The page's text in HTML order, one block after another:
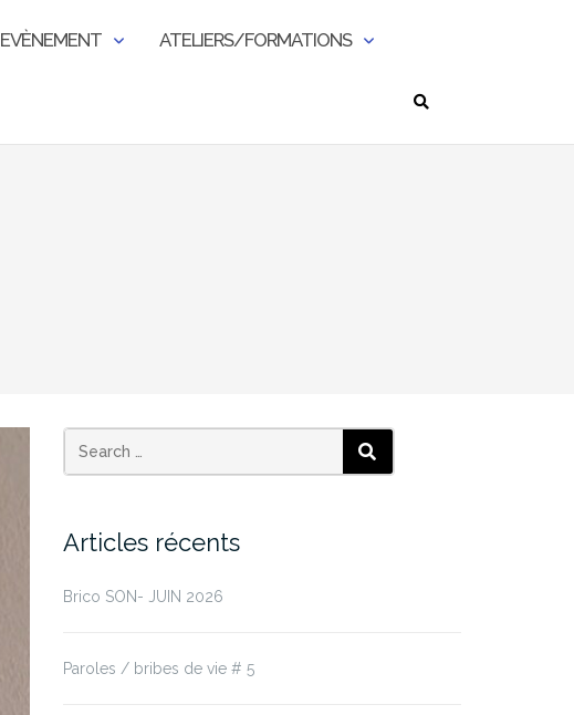
EVÈNEMENT ATELIERS/FORMATIONS
Articles récents
Brico SON- JUIN 2026
Paroles / bribes de vie # 5